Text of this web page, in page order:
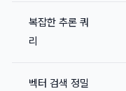
복잡한 추론 쿼
리
벡터 검색 정밀